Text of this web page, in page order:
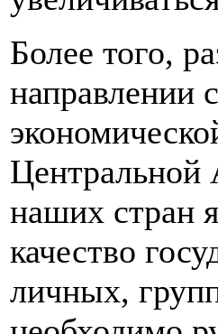
Более того,
направлении
наших стран
качество
личных,